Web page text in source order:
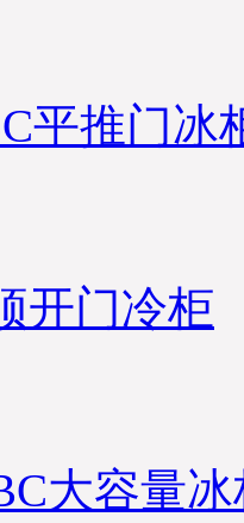
平推门冰
开门冷柜
大容量冰